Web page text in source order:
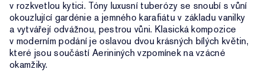
v rozkvetlou kytici. Tóny luxusní tuberózy se snoubí s vůní
okouzlující gardénie a jemného karafiátu v základu vanilky
a vytvářejí odvážnou, pestrou vůni. Klasická kompozice
v moderním podání je oslavou dvou krásných bílých květin,
které jsou součástí Aerininých vzpomínek na vzácné
okamžiky.